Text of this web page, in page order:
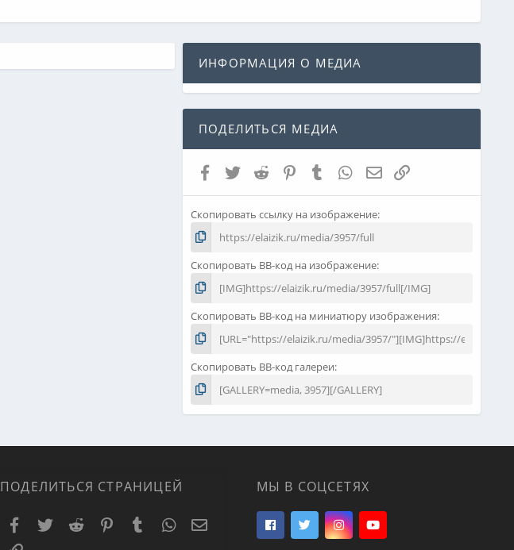
ИНФОРМАЦИЯ О МЕДИА
ПОДЕЛИТЬСЯ МЕДИА
Facebook
TwitterReddit PinterestTumblr WhatsApp
Электронная почта
Ссылка
Скопировать ссылку на изображение
Скопировать BB-код на изображение
Скопировать BB-код на миниатюру изображения
Скопировать BB-код галереи
ПОДЕЛИТЬСЯ СТРАНИЦЕЙ
Facebook
TwitterReddit PinterestTumblrWhatsAppЭлектронная почта
МЫ В СОЦСЕТЯХ